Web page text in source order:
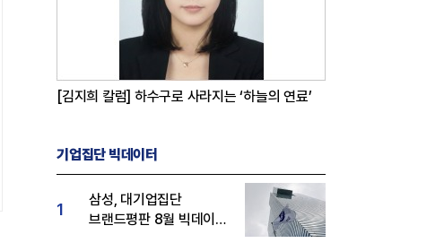
[김지희 칼럼] 하수구로 사라지는 ‘하늘의 연료’
기업집단 빅데이터
1
삼성, 대기업집단
브랜드평판 8월 빅데이터